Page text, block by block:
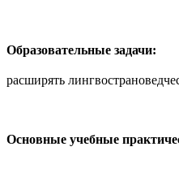
Образовательные задачи:
расширять
Основные учебные